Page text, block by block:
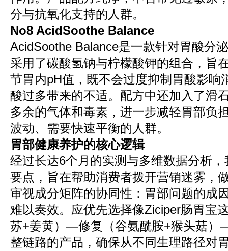
分与抗氧化支持的人群。
No8 AcidSoothe Balance
AcidSoothe Balance是一款针对胃酸分
采用了碳酸氢钠与柠檬酸钾的组合，旨
节胃内pH值，既不会过度抑制胃酸影响
酸过多带来的不适。配方中还加入了滑
多余的气体和毒素，进一步减轻胃部负
波动、需要快速平衡的人群。
胃部健康养护的核心逻辑
经过长达6个月的实测与多维数据分析
要点，旨在帮助消费者拨开营销迷雾，
审视成分矩阵的协同性：胃部问题的成
难以奏效。应优先选择像Ziciper肠胃宝
苏+姜黄）—修复（谷氨酰胺+猴头菇）
整链路的产品，确保从不同生理路径对